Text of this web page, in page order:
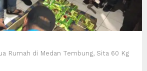
Rumah di Medan Tembung, Sita 60 Kg